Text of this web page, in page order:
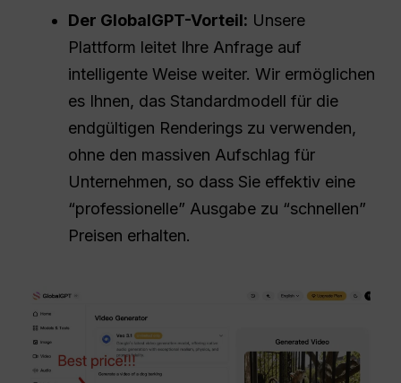
Der GlobalGPT-Vorteil: Unsere
Plattform leitet Ihre Anfrage auf
intelligente Weise weiter. Wir ermöglichen
es Ihnen, das Standardmodell für die
endgültigen Renderings zu verwenden,
ohne den massiven Aufschlag für
Unternehmen, so dass Sie effektiv eine
“professionelle” Ausgabe zu “schnellen”
Preisen erhalten.